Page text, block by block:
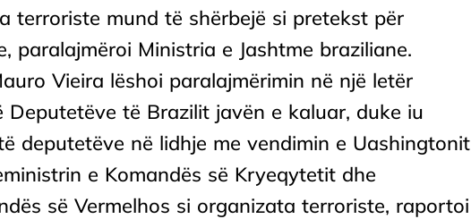
terroriste mund të shërbejë si pretekst për
paralajmëroi Ministria e Jashtme braziliane.
Vieira lëshoi ​​paralajmërimin në një letër
Deputetëve të Brazilit javën e kaluar, duke iu
deputetëve në lidhje me vendimin e Uashingtonit
e Komandës së Kryeqytetit dhe
së Vermelhos si organizata terroriste, raportoi